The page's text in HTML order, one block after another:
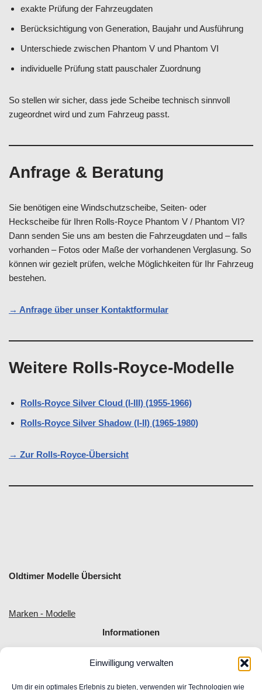
Einwilligung verwalten
Um dir ein optimales Erlebnis zu bieten, verwenden wir Technologien wie
exakte Prüfung der Fahrzeugdaten
Berücksichtigung von Generation, Baujahr und Ausführung
Unterschiede zwischen Phantom V und Phantom VI
individuelle Prüfung statt pauschaler Zuordnung
So stellen wir sicher, dass jede Scheibe technisch sinnvoll
zugeordnet wird und zum Fahrzeug passt.
Anfrage & Beratung
Sie benötigen eine Windschutzscheibe, Seiten- oder
Heckscheibe für Ihren Rolls-Royce Phantom V / Phantom VI?
Dann senden Sie uns am besten die Fahrzeugdaten und – falls
vorhanden – Fotos oder Maße der vorhandenen Verglasung. So
können wir gezielt prüfen, welche Möglichkeiten für Ihr Fahrzeug
bestehen.
→ Anfrage über unser Kontaktformular
Weitere Rolls-Royce-Modelle
Rolls-Royce Silver Cloud (I-III) (1955-1966)
Rolls-Royce Silver Shadow (I-II) (1965-1980)
→ Zur Rolls-Royce-Übersicht
Oldtimer Modelle Übersicht
Marken - Modelle
Informationen
Allgemeine Geschäftsbedingungen
Impressum